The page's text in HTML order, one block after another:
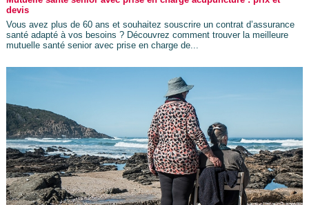
devis
Vous avez plus de 60 ans et souhaitez souscrire un contrat d’assurance
santé adapté à vos besoins ? Découvrez comment trouver la meilleure
mutuelle santé senior avec prise en charge de...